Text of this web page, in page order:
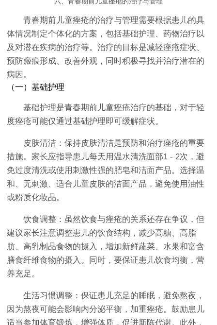
青春期前儿童痤疮的治疗与管理需要根据患儿的具
体情况制定个体化的方案，包括基础护理、药物治疗以
及对潜在疾病的治疗等。治疗的目标是减轻痤疮症状、
预防瘢痕形成、改善外观，同时积极寻找并治疗潜在的
病因。
（一）基础护理
基础护理是青春期前儿童痤疮治疗的基础，对于轻
度痤疮可能仅通过基础护理即可缓解症状。
皮肤清洁：保持皮肤清洁是预防和治疗痤疮的重要
措施。家长应指导患儿每天用温水清洗面部1 - 2次，避
免过度清洗或使用刺激性强的肥皂和洁面产品。选择温
和、无刺激、适合儿童皮肤的洁面产品，避免使用油性
或粉质化妆品。
饮食调整：虽然饮食与痤疮的关系还存在争议，但
建议家长注意调整患儿的饮食结构，减少高糖、高脂
肪、高乳制品食物的摄入，增加新鲜蔬菜、水果和富含
膳食纤维食物的摄入。同时，要保证患儿饮食均衡，营
养充足。
生活习惯调整：保证患儿充足的睡眠，避免熬夜，
因为熬夜可能会影响内分泌平衡，加重痤疮。鼓励患儿
适当参加体育锻炼，增强体质，促进新陈代谢。此外，